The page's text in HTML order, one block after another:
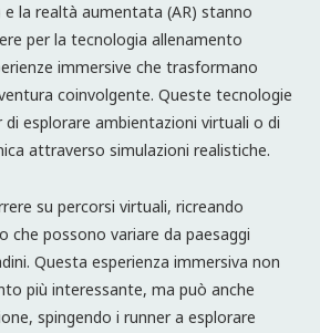
e la realtà aumentata (AR) stanno
per la tecnologia allenamento
immersive che trasformano
coinvolgente. Queste tecnologie
esplorare ambientazioni virtuali o di
attraverso simulazioni realistiche.
su percorsi virtuali, ricreando
che possono variare da paesaggi
Questa esperienza immersiva non
più interessante, ma può anche
spingendo i runner a esplorare